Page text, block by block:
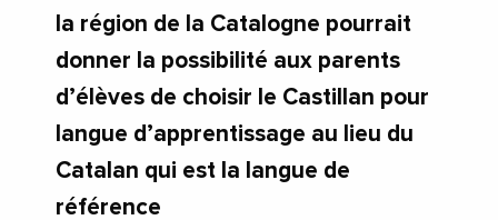
la région de la Catalogne pourrait
donner la possibilité aux parents
d’élèves de choisir le Castillan pour
langue d’apprentissage au lieu du
Catalan qui est la langue de
référence